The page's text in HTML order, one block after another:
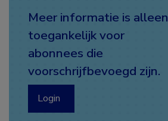
Meer informatie is alleen
toegankelijk voor
abonnees die
voorschrijfbevoegd zijn.
Login